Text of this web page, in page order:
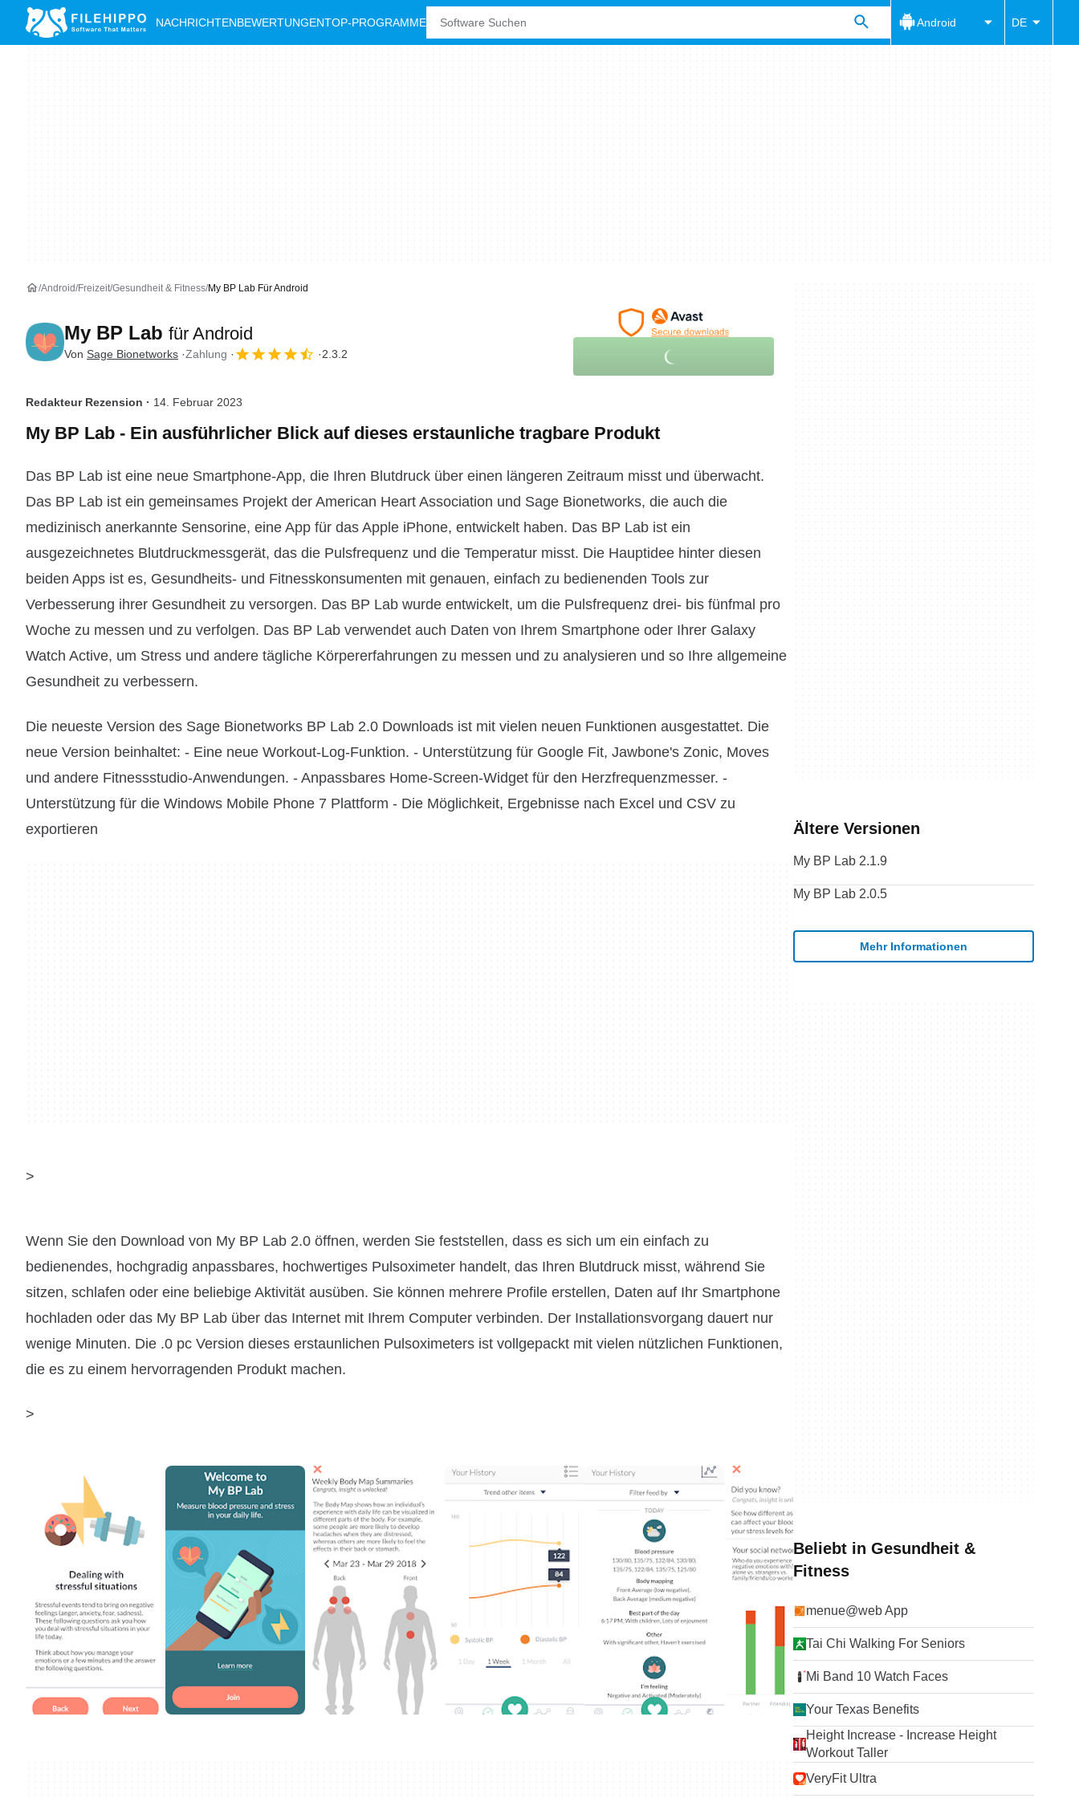
NACHRICHTENBEWERTUNGENTOP-PROGRAMME Android DE
Android Freizeit Gesundheit & Fitness My BP Lab Für Android
My BP Lab für Android
Von Sage Bionetworks Zahlung 2.3.2
Redakteur Rezension · 14. Februar 2023
My BP Lab - Ein ausführlicher Blick auf dieses erstaunliche tragbare Produkt
Das BP Lab ist eine neue Smartphone-App, die Ihren Blutdruck über einen längeren Zeitraum misst und überwacht.
Das BP Lab ist ein gemeinsames Projekt der American Heart Association und Sage Bionetworks, die auch die
medizinisch anerkannte Sensorine, eine App für das Apple iPhone, entwickelt haben. Das BP Lab ist ein
ausgezeichnetes Blutdruckmessgerät, das die Pulsfrequenz und die Temperatur misst. Die Hauptidee hinter diesen
beiden Apps ist es, Gesundheits- und Fitnesskonsumenten mit genauen, einfach zu bedienenden Tools zur
Verbesserung ihrer Gesundheit zu versorgen. Das BP Lab wurde entwickelt, um die Pulsfrequenz drei- bis fünfmal pro
Woche zu messen und zu verfolgen. Das BP Lab verwendet auch Daten von Ihrem Smartphone oder Ihrer Galaxy
Watch Active, um Stress und andere tägliche Körpererfahrungen zu messen und zu analysieren und so Ihre allgemeine
Gesundheit zu verbessern.
Die neueste Version des Sage Bionetworks BP Lab 2.0 Downloads ist mit vielen neuen Funktionen ausgestattet. Die
neue Version beinhaltet: - Eine neue Workout-Log-Funktion. - Unterstützung für Google Fit, Jawbone's Zonic, Moves
und andere Fitnessstudio-Anwendungen. - Anpassbares Home-Screen-Widget für den Herzfrequenzmesser. -
Unterstützung für die Windows Mobile Phone 7 Plattform - Die Möglichkeit, Ergebnisse nach Excel und CSV zu
exportieren
>
Wenn Sie den Download von My BP Lab 2.0 öffnen, werden Sie feststellen, dass es sich um ein einfach zu
bedienendes, hochgradig anpassbares, hochwertiges Pulsoximeter handelt, das Ihren Blutdruck misst, während Sie
sitzen, schlafen oder eine beliebige Aktivität ausüben. Sie können mehrere Profile erstellen, Daten auf Ihr Smartphone
hochladen oder das My BP Lab über das Internet mit Ihrem Computer verbinden. Der Installationsvorgang dauert nur
wenige Minuten. Die .0 pc Version dieses erstaunlichen Pulsoximeters ist vollgepackt mit vielen nützlichen Funktionen,
die es zu einem hervorragenden Produkt machen.
>
Ältere Versionen
My BP Lab 2.1.9
My BP Lab 2.0.5
Mehr Informationen
Beliebt in Gesundheit &
Fitness
menue@web App
Tai Chi Walking For Seniors
Mi Band 10 Watch Faces
Your Texas Benefits
Height Increase - Increase Height
Workout Taller
VeryFit Ultra